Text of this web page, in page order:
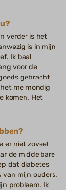
verder is het
is in mijn
Ik baal
voor de
gebracht.
me mondig
komen. Het
er niet zoveel
de middelbare
dat diabetes
van mijn ouders.
probleem. Ik